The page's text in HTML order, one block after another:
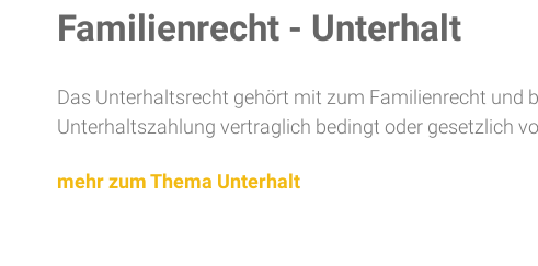
Familienrecht - Unterhalt
Das Unterhaltsrecht gehört mit zum Familienrecht und
Unterhaltszahlung vertraglich bedingt oder gesetzlich
mehr zum Thema Unterhalt